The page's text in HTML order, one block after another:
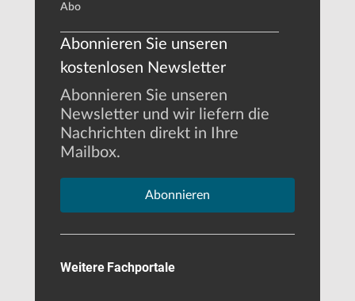
Abo
Abonnieren Sie unseren
kostenlosen Newsletter
Abonnieren Sie unseren
Newsletter und wir liefern die
Nachrichten direkt in Ihre
Mailbox.
Abonnieren
Weitere Fachportale